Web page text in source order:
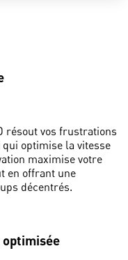
résout vos frustrations
qui optimise la vitesse
maximise votre
en offrant une
décentrés.